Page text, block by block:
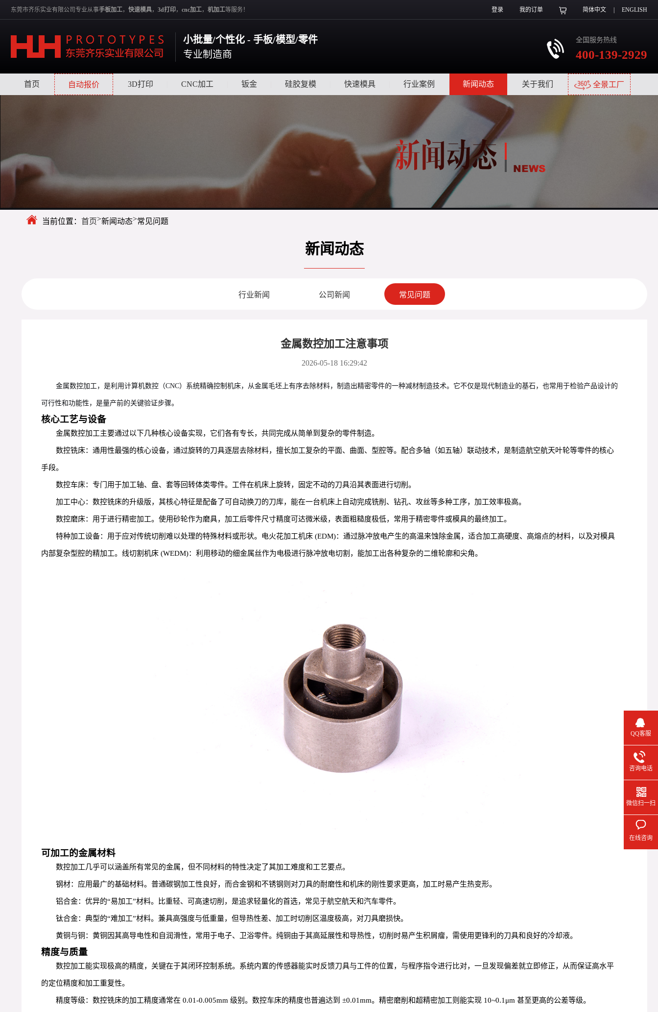
东莞市齐乐实业有限公司专业从事手板加工， 快速模具， 3d打印， cnc加工， 机加工等服务！ 登录 我的订单 简体中文 ENGLISH
小批量/个性化 - 手板/模型/零件
专业制造商
全国服务热线
400-139-2929
首页 自动报价 3D打印 CNC加工 钣金 硅胶复模 快速模具 行业案例 新闻动态 关于我们 全景工厂
当前位置： 首页>新闻动态>常见问题
新闻动态
行业新闻 公司新闻 常见问题
金属数控加工注意事项
2026-05-18 16:29:42
金属数控加工，是利用计算机数控（CNC）系统精确控制机床，从金属毛坯上有序去除材料，制造出精密零件的一种减材制造技术。它不仅是现代制造业的基石，也常用于检验产品设计的
可行性和功能性，是量产前的关键验证步骤。
核心工艺与设备
金属数控加工主要通过以下几种核心设备实现，它们各有专长，共同完成从简单到复杂的零件制造。
数控铣床：通用性最强的核心设备，通过旋转的刀具逐层去除材料，擅长加工复杂的平面、曲面、型腔等。配合多轴（如五轴）联动技术，是制造航空航天叶轮等零件的核心
手段。
数控车床：专门用于加工轴、盘、套等回转体类零件。工件在机床上旋转，固定不动的刀具沿其表面进行切削。
加工中心：数控铣床的升级版，其核心特征是配备了可自动换刀的刀库，能在一台机床上自动完成铣削、钻孔、攻丝等多种工序，加工效率极高。
数控磨床：用于进行精密加工。使用砂轮作为磨具，加工后零件尺寸精度可达微米级，表面粗糙度极低，常用于精密零件或模具的最终加工。
特种加工设备：用于应对传统切削难以处理的特殊材料或形状。电火花加工机床 (EDM)：通过脉冲放电产生的高温来蚀除金属，适合加工高硬度、高熔点的材料，以及对模具
内部复杂型腔的精加工。线切割机床 (WEDM)：利用移动的细金属丝作为电极进行脉冲放电切割，能加工出各种复杂的二维轮廓和尖角。
可加工的金属材料
数控加工几乎可以涵盖所有常见的金属，但不同材料的特性决定了其加工难度和工艺要点。
钢材：应用最广的基础材料。普通碳钢加工性良好，而合金钢和不锈钢则对刀具的耐磨性和机床的刚性要求更高，加工时易产生热变形。
铝合金：优异的“易加工”材料。比重轻、可高速切削，是追求轻量化的首选，常见于航空航天和汽车零件。
钛合金：典型的“难加工”材料。兼具高强度与低重量，但导热性差、加工时切削区温度极高，对刀具磨损快。
黄铜与铜：黄铜因其高导电性和自润滑性，常用于电子、卫浴零件。纯铜由于其高延展性和导热性，切削时易产生积屑瘤，需使用更锋利的刀具和良好的冷却液。
精度与质量
数控加工能实现极高的精度，关键在于其闭环控制系统。系统内置的传感器能实时反馈刀具与工件的位置，与程序指令进行比对，一旦发现偏差就立即修正，从而保证高水平
的定位精度和加工重复性。
精度等级：数控铣床的加工精度通常在 0.01-0.005mm 级别。数控车床的精度也普遍达到 ±0.01mm。精密磨削和超精密加工则能实现 10~0.1μm 甚至更高的公差等级。
QQ客服
咨询电话
微信扫一扫
在线咨询